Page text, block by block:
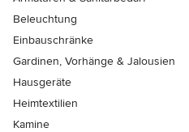
Beleuchtung
Einbauschränke
Gardinen, Vorhänge & Jalousien
Hausgeräte
Heimtextilien
Kamine